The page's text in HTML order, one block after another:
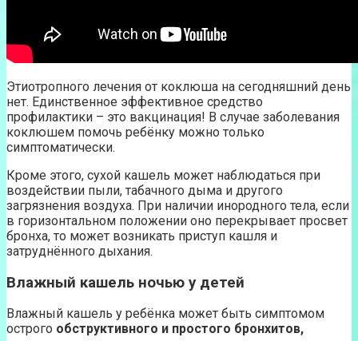
Этиотропного лечения от коклюша на сегодняшний день
нет. Единственное эффективное средство
профилактики – это вакцинация! В случае заболевания
коклюшем помочь ребёнку можно только
симптоматически.
Кроме этого, сухой кашель может наблюдаться при
воздействии пыли, табачного дыма и другого
загрязнения воздуха. При наличии инородного тела, если
в горизонтальном положении оно перекрывает просвет
бронха, то может возникать приступ кашля и
затруднённого дыхания.
Влажный кашель ночью у детей
Влажный кашель у ребёнка может быть симптомом
острого обструктивного и простого бронхитов,